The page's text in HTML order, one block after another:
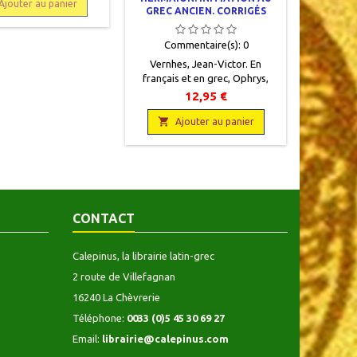
byzantine et son
L'héritage de
Diehl, Charles En
au panier
GREC ANCIEN. CORRIGÉS
PARTIELS
Commentaire(s): 0
Vernhes, Jean-Victor. En
français et en grec, Ophrys,
2004, 17 x 24, 61 pages, agrafé.
Neuf. Nouvelle présentation,
couverture
cartonnée.9782708010857
12,95 €
 Ajouter au panier
CONTACT
Calepinus, la librairie latin-grec
2 route de Villefagnan
16240 La Chèvrerie
Téléphone: 0033 (0)5 45 30 69 27
Email: librairie@calepinus.com